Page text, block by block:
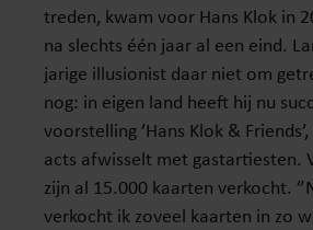
treden, kwam voor Hans Klok in
na slechts één jaar al een eind.
jarige illusionist daar niet om
nog: in eigen land heeft hij nu
voorstelling ’Hans Klok &
acts afwisselt met gastartiesten.
zijn al 15.000 kaarten verkocht.
verkocht ik zoveel kaarten in zo